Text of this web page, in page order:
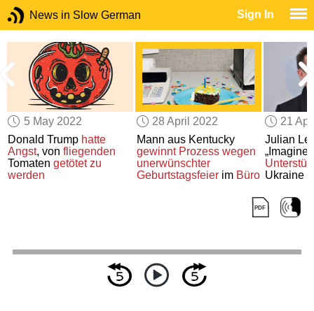
News in Slow German Sign In
5 May 2022
Donald Trump hatte
Angst, vonfliegenden
Tomatengetötet zu
werden
28 April 2022
Mann aus Kentucky
gewinnt Prozess wegen
unerwünschter
Geburtstagsfeierim Büro
21
Julian
„Imagine“
Ukraine